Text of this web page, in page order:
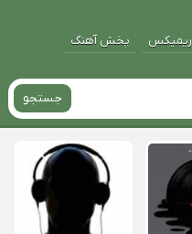
ریمیکس پخش آهنگ
جستجو